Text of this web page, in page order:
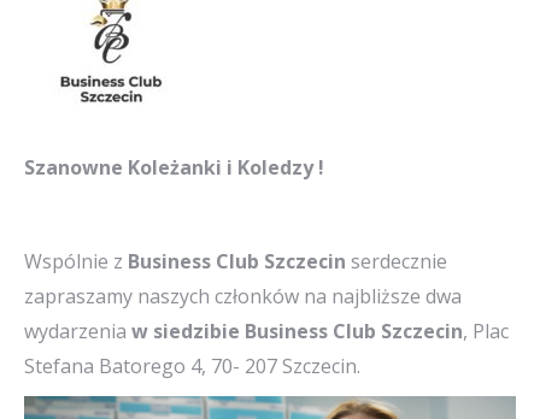
Szanowne Koleżanki i Koledzy !
Wspólnie z Business Club Szczecin serdecznie
zapraszamy naszych członków na najbliższe dwa
wydarzenia w siedzibie Business Club Szczecin, Plac
Stefana Batorego 4, 70- 207 Szczecin.